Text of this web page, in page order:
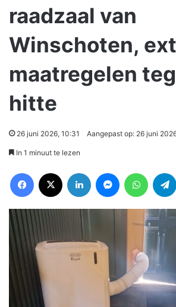
raadzaal van
Winschoten,
maatregelen
hitte
26 juni 2026, 10:31 Aangepast op: 26 juni
In 1 minuut te lezen